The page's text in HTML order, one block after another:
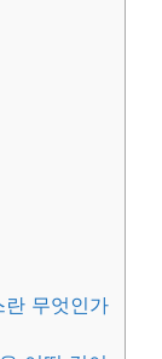
란 무엇인가